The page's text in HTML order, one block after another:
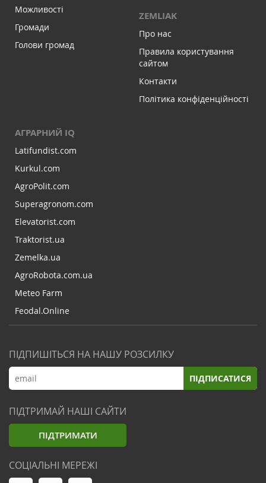
Можливості
Громади
Голови громад
ZEMLIAK
Про нас
Правила користування
сайтом
Контакти
Політика конфіденційності
АГРАРНИЙ IQ
Latifundist.com
Kurkul.com
AgroPolit.com
Superagronom.com
Elevatorist.com
Traktorist.ua
Zemelka.ua
AgroRobota.com.ua
Meteo Farm
Feodal.Online
ПІДПИШІТЬСЯ НА НАШУ РОЗСИЛКУ
ПІДПИСАТИСЯ
ПІДТРИМАЙ НАШІ САЙТИ
ПІДТРИМАТИ
СОЦІАЛЬНІ МЕРЕЖІ